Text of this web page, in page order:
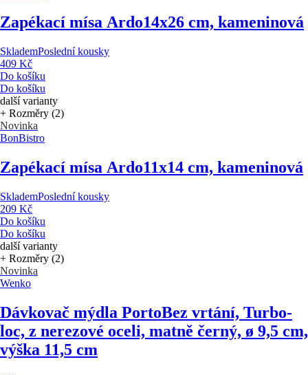
Zapékací mísa Ardo14x26 cm, kameninová
SklademPoslední kousky
409 Kč
Do košíku
Do košíku
další varianty
+ Rozměry (2)
Novinka
BonBistro
Zapékací mísa Ardo11x14 cm, kameninová
SklademPoslední kousky
209 Kč
Do košíku
Do košíku
další varianty
+ Rozměry (2)
Novinka
Wenko
Dávkovač mýdla PortoBez vrtání, Turbo-
loc, z nerezové oceli, matně černý, ø 9,5 cm,
výška 11,5 cm